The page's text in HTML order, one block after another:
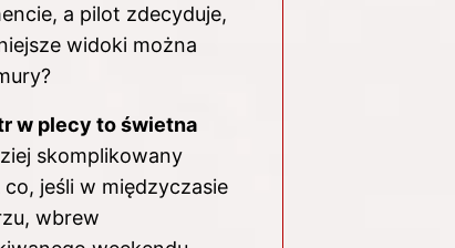
a pilot zdecyduje,
widoki można
w plecy to świetna
skomplikowany
jeśli w międzyczasie
wbrew